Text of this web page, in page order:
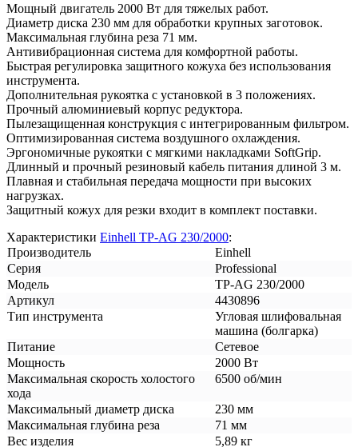
Мощный двигатель 2000 Вт для тяжелых работ.
Диаметр диска 230 мм для обработки крупных заготовок.
Максимальная глубина реза 71 мм.
Антивибрационная система для комфортной работы.
Быстрая регулировка защитного кожуха без использования
инструмента.
Дополнительная рукоятка с установкой в 3 положениях.
Прочный алюминиевый корпус редуктора.
Пылезащищенная конструкция с интегрированным фильтром.
Оптимизированная система воздушного охлаждения.
Эргономичные рукоятки с мягкими накладками SoftGrip.
Длинный и прочный резиновый кабель питания длиной 3 м.
Плавная и стабильная передача мощности при высоких
нагрузках.
Защитный кожух для резки входит в комплект поставки.
Характеристики Einhell TP-AG 230/2000:
Производитель
Einhell
Серия
Professional
Модель
TP-AG 230/2000
Артикул
4430896
Тип инструмента
Угловая шлифовальная
машина (болгарка)
Питание
Сетевое
Мощность
2000 Вт
Максимальная скорость холостого
хода
6500 об/мин
Максимальный диаметр диска
230 мм
Максимальная глубина реза
71 мм
Вес изделия
5,89 кг